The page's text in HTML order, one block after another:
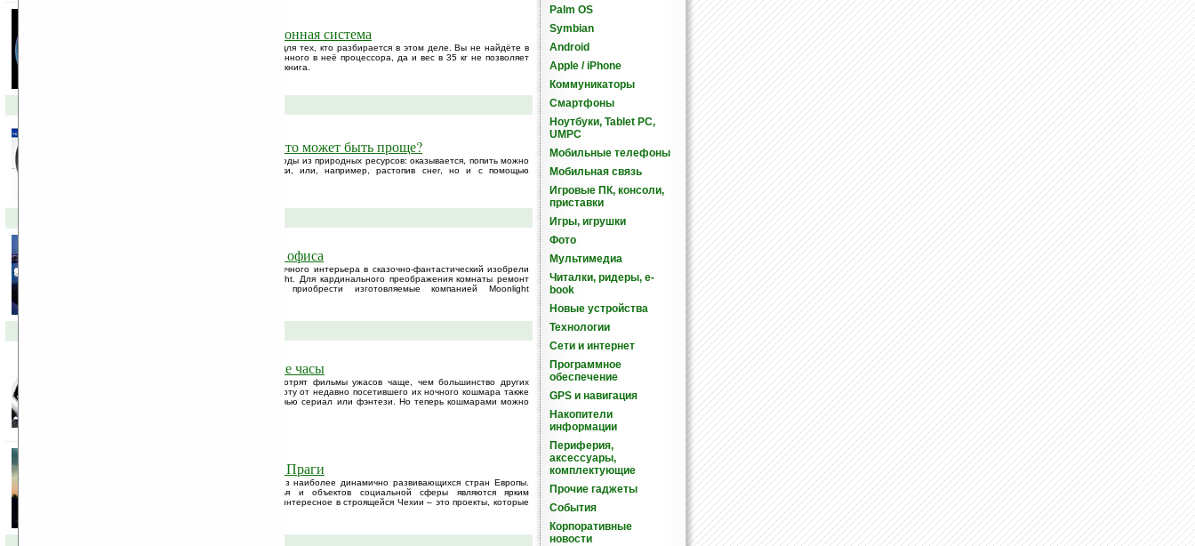
Элитная глобальная навигационная система
Да-да, элитная навигационная система, для тех, кто разбирается в этом деле. Вы не найдёте в
описании этой системы мощность встроенного в неё процессора, да и вес в 35 кг не позволяет
удерживать этот предмет на ладони. Это книга.
Питьевая вода из воздуха — что может быть проще?
Ученые нашли новый способ получения воды из природных ресурсов: оказывается, попить можно
не только зачерпнув стаканом из речки, или, например, растопив снег, но и с помощью
«Лунные» шарики для дома и офиса
Замечательный способ превращения обычного интерьера в сказочно-фантастический изобрели
специалисты немецкой компании Moonlight. Для кардинального преображения комнаты ремонт
делать не потребуется, достаточно приобрести изготовляемые компанией Moonlight
Night Sweat — антикошмарные часы
Есть люди, которые которые во сне смотрят фильмы ужасов чаще, чем большинство других
людей. И просыпаются они в холодном поту от недавно посетившего их ночного кошмара также
гораздо чаще любителей посмотреть ночью сериал или фэнтези. Но теперь кошмарами можно
W-небоскрёб станет визиткой Праги
Чехия последние годы является одной из наиболее динамично развивающихся стран Европы.
Рекордные темпы строительства жилья и объектов социальной сферы являются ярким
подтверждением этого факта. Но самое интересное в строящейся Чехии – это проекты, которые
Palm OS
Symbian
Android
Apple / iPhone
Коммуникаторы
Смартфоны
Ноутбуки, Tablet PC,
UMPC
Мобильные телефоны
Мобильная связь
Игровые ПК, консоли,
приставки
Игры, игрушки
Фото
Мультимедиа
Читалки, ридеры, e-
book
Новые устройства
Технологии
Сети и интернет
Программное
обеспечение
GPS и навигация
Накопители
информации
Периферия,
аксессуары,
комплектующие
Прочие гаджеты
События
Корпоративные
новости